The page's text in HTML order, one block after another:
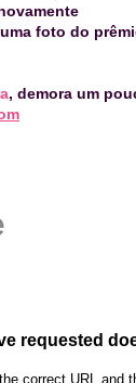
foto do
, demora um